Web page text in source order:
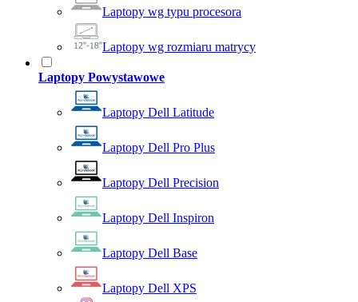
Laptopy wg typu procesora
Laptopy wg rozmiaru matrycy
Laptopy Powystawowe
Laptopy Dell Latitude
Laptopy Dell Pro Plus
Laptopy Dell Precision
Laptopy Dell Inspiron
Laptopy Dell Base
Laptopy Dell XPS